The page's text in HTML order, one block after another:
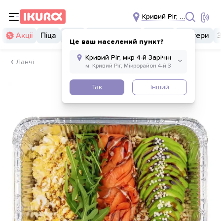
Кривий Ріг, мкр 4-й
Це ваш населений пункт?
Так Інший
Акції Піца Бургери
Ланчі